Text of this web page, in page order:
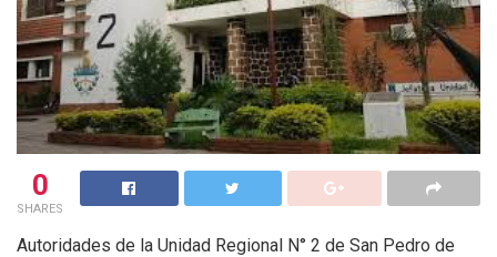
0
SHARES
Autoridades de la Unidad Regional N° 2 de San Pedro de